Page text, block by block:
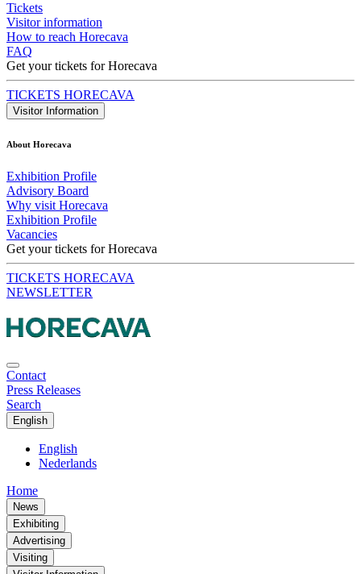
Tickets
Visitor information
How to reach Horecava
FAQ
Get your tickets for Horecava
TICKETS HORECAVA
Visitor Information
About Horecava
Exhibition Profile
Advisory Board
Why visit Horecava
Exhibition Profile
Vacancies
Get your tickets for Horecava
TICKETS HORECAVA
NEWSLETTER
Contact
Press Releases
Search
English
English
Nederlands
Home
News
Exhibiting
Advertising
Visiting